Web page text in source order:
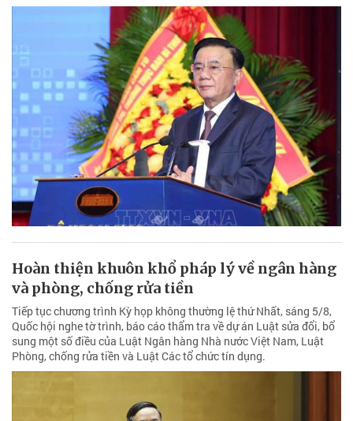
Hoàn thiện khuôn khổ pháp lý về ngân hàng
và phòng, chống rửa tiền
Tiếp tục chương trình Kỳ họp không thường lệ thứ Nhất, sáng 5/8,
Quốc hội nghe tờ trình, báo cáo thẩm tra về dự án Luật sửa đổi, bổ
sung một số điều của Luật Ngân hàng Nhà nước Việt Nam, Luật
Phòng, chống rửa tiền và Luật Các tổ chức tín dụng.